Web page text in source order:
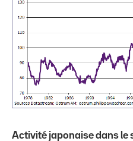
Activité japonaise dans le